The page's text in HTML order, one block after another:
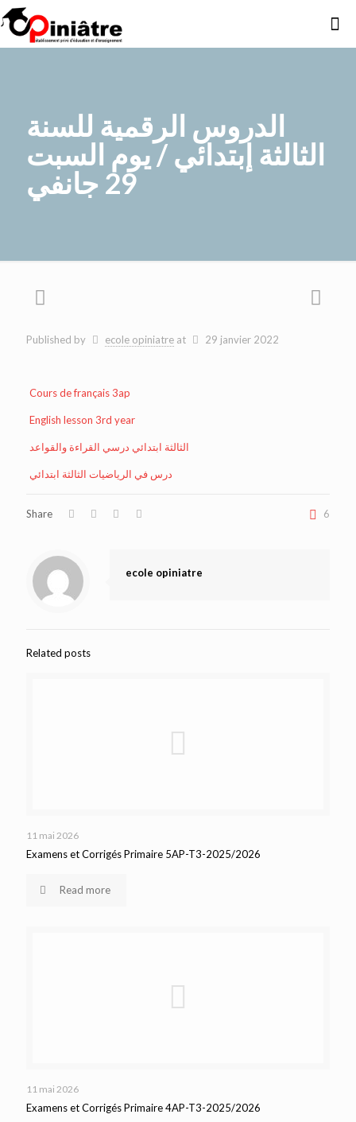
الدروس الرقمية للسنة
الثالثة إبتدائي / يوم السبت
29 جانفي
Published by ecole opiniatre at 29 janvier 2022
Cours de français 3ap
English lesson 3rd year
الثالثة ابتدائي درسي القراءة والقواعد
درس في الرياضيات الثالثة ابتدائي
Share 6
ecole opiniatre
Related posts
11 mai 2026
Examens et Corrigés Primaire 5AP-T3-2025/2026
Read more
11 mai 2026
Examens et Corrigés Primaire 4AP-T3-2025/2026